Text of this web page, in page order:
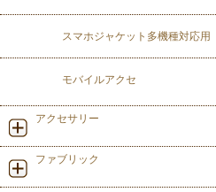
スマホジャケット多機種対応用
モバイルアクセ
アクセサリー
ファブリック